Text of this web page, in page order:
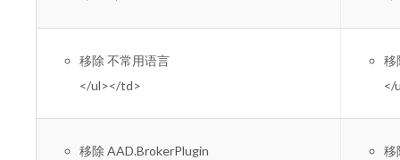
移除 不常用语言
</ul></td>
移
</
移除 AAD.BrokerPlugin
移